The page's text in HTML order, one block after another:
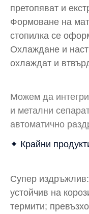
претопяват и
Формоване на
стопилка се
Охлаждане и
охлаждат и
Можем да
и метални
автоматично
✦ Крайни
Супер
устойчив на
термити;